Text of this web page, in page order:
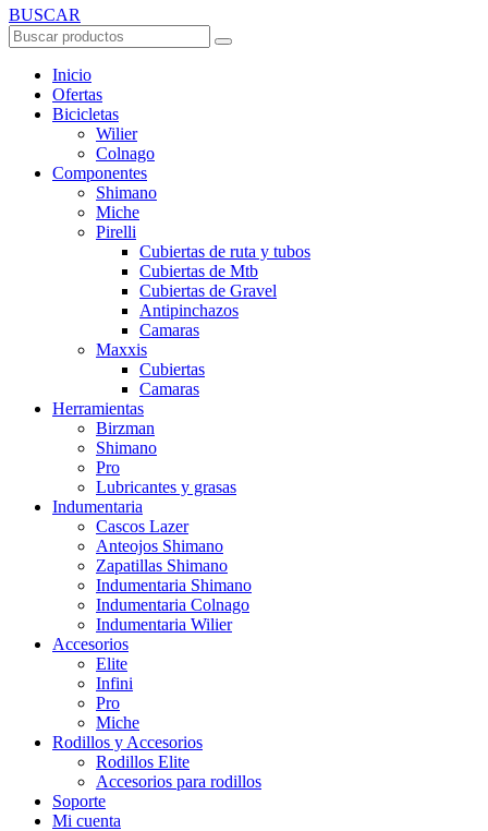
BUSCAR
Inicio
Ofertas
Bicicletas
Wilier
Colnago
Componentes
Shimano
Miche
Pirelli
Cubiertas de ruta y tubos
Cubiertas de Mtb
Cubiertas de Gravel
Antipinchazos
Camaras
Maxxis
Cubiertas
Camaras
Herramientas
Birzman
Shimano
Pro
Lubricantes y grasas
Indumentaria
Cascos Lazer
Anteojos Shimano
Zapatillas Shimano
Indumentaria Shimano
Indumentaria Colnago
Indumentaria Wilier
Accesorios
Elite
Infini
Pro
Miche
Rodillos y Accesorios
Rodillos Elite
Accesorios para rodillos
Soporte
Mi cuenta